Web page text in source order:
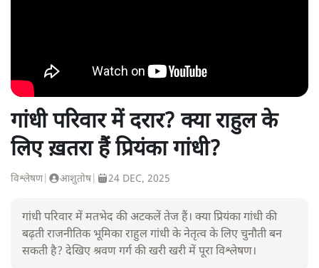
गांधी परिवार में दरार? क्या राहुल के
लिए ख़तरा हैं प्रियंका गांधी?
विश्लेषण| आशुतोष| 24 DEC, 2025
गांधी परिवार में मतभेद की अटकलें तेज हैं। क्या प्रियंका गांधी की
बढ़ती राजनीतिक भूमिका राहुल गांधी के नेतृत्व के लिए चुनौती बन
सकती है? देखिए श्रवण गर्ग की खरी खरी में पूरा विश्लेषण।